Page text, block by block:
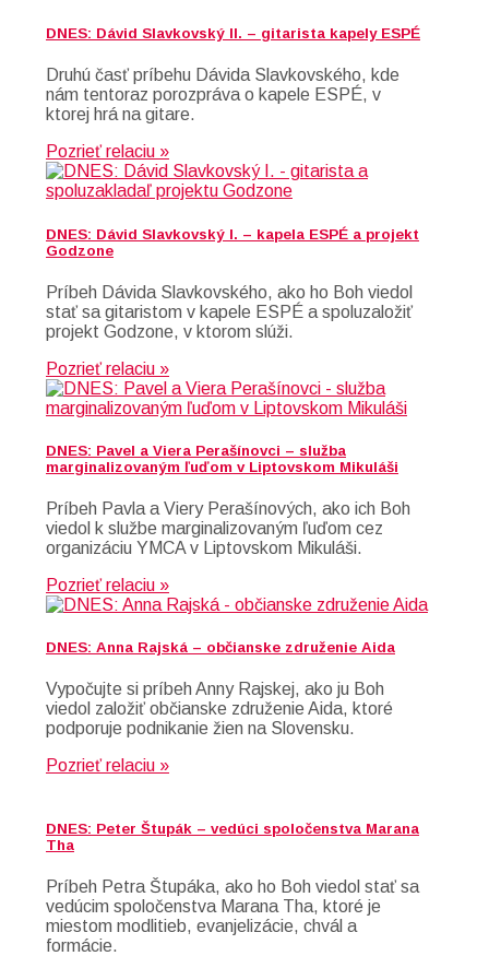
DNES: Dávid Slavkovský II. – gitarista kapely ESPÉ
Druhú časť príbehu Dávida Slavkovského, kde
nám tentoraz porozpráva o kapele ESPÉ, v
ktorej hrá na gitare.
Pozrieť relaciu »
DNES: Dávid Slavkovský I. – kapela ESPÉ a projekt
Godzone
Príbeh Dávida Slavkovského, ako ho Boh viedol
stať sa gitaristom v kapele ESPÉ a spoluzaložiť
projekt Godzone, v ktorom slúži.
Pozrieť relaciu »
DNES: Pavel a Viera Perašínovci – služba
marginalizovaným ľuďom v Liptovskom Mikuláši
Príbeh Pavla a Viery Perašínových, ako ich Boh
viedol k službe marginalizovaným ľuďom cez
organizáciu YMCA v Liptovskom Mikuláši.
Pozrieť relaciu »
DNES: Anna Rajská – občianske združenie Aida
Vypočujte si príbeh Anny Rajskej, ako ju Boh
viedol založiť občianske združenie Aida, ktoré
podporuje podnikanie žien na Slovensku.
Pozrieť relaciu »
DNES: Peter Štupák – vedúci spoločenstva Marana
Tha
Príbeh Petra Štupáka, ako ho Boh viedol stať sa
vedúcim spoločenstva Marana Tha, ktoré je
miestom modlitieb, evanjelizácie, chvál a
formácie.